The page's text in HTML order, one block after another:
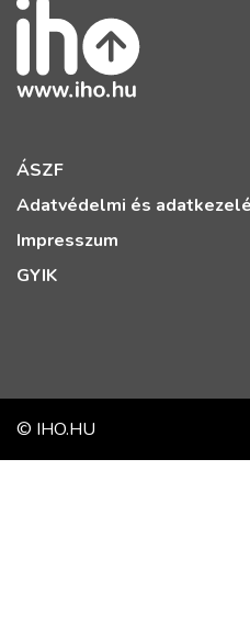
ÁSZF
Adatvédelmi és
Impresszum
GYIK
© IHO.HU